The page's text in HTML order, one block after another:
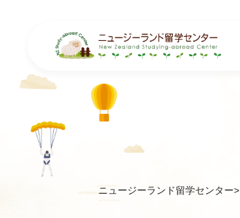
ニュージーランド留学センター>